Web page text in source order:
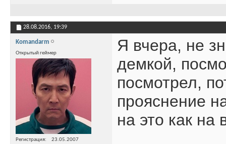
28.08.2016, 19:39
Komandarm
Открытый геймер
Регистрация
23.05.2007
Я вчера, не
демкой,
посмотрел,
прояснение
на это как на